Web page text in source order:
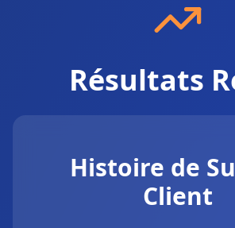
Résultats
Histoire de
Client